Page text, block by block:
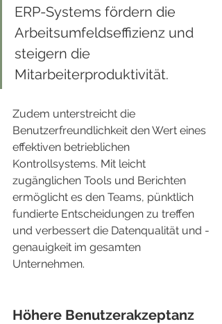
ERP-Systems fördern die
Arbeitsumfeldseffizienz und
steigern die
Mitarbeiterproduktivität.
Zudem unterstreicht die
Benutzerfreundlichkeit den Wert eines
effektiven betrieblichen
Kontrollsystems. Mit leicht
zugänglichen Tools und Berichten
ermöglicht es den Teams, pünktlich
fundierte Entscheidungen zu treffen
und verbessert die Datenqualität und -
genauigkeit im gesamten
Unternehmen.
Höhere Benutzerakzeptanz